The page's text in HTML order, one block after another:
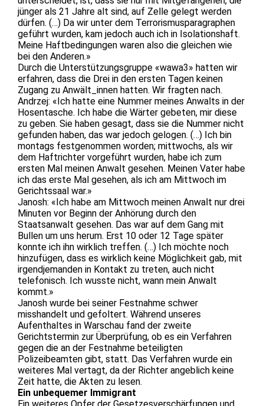
jünger als 21 Jahre alt sind, auf Zelle gelegt werden
dürfen. (…) Da wir unter dem Terrorismusparagraphen
geführt wurden, kam jedoch auch ich in Isolationshaft.
Meine Haftbedingungen waren also die gleichen wie
bei den Anderen.»
Durch die Unterstützungsgruppe «wawa3» hatten wir
erfahren, dass die Drei in den ersten Tagen keinen
Zugang zu Anwält_innen hatten. Wir fragten nach.
Andrzej: «Ich hatte eine Nummer meines Anwalts in der
Hosentasche. Ich habe die Wärter gebeten, mir diese
zu geben. Sie haben gesagt, dass sie die Nummer nicht
gefunden haben, das war jedoch gelogen. (…) Ich bin
montags festgenommen worden; mittwochs, als wir
dem Haftrichter vorgeführt wurden, habe ich zum
ersten Mal meinen Anwalt gesehen. Meinen Vater habe
ich das erste Mal gesehen, als ich am Mittwoch im
Gerichtssaal war.»
Janosh: «Ich habe am Mittwoch meinen Anwalt nur drei
Minuten vor Beginn der Anhörung durch den
Staatsanwalt gesehen. Das war auf dem Gang mit
Bullen um uns herum. Erst 10 oder 12 Tage später
konnte ich ihn wirklich treffen. (…) Ich möchte noch
hinzufügen, dass es wirklich keine Möglichkeit gab, mit
irgendjemanden in Kontakt zu treten, auch nicht
telefonisch. Ich wusste nicht, wann mein Anwalt
kommt.»
Janosh wurde bei seiner Festnahme schwer
misshandelt und gefoltert. Während unseres
Aufenthaltes in Warschau fand der zweite
Gerichtstermin zur Überprüfung, ob es ein Verfahren
gegen die an der Festnahme beteiligten
Polizeibeamten gibt, statt. Das Verfahren wurde ein
weiteres Mal vertagt, da der Richter angeblich keine
Zeit hatte, die Akten zu lesen.
Ein unbequemer Immigrant